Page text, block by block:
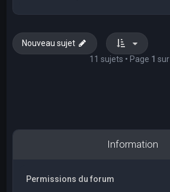
Nouveau sujet
11 sujets • Page 1 sur
Information
Permissions du forum